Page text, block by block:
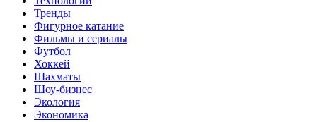
Тренды
Фигурное катание
Фильмы и сериалы
Футбол
Хоккей
Шахматы
Шоу-бизнес
Экология
Экономика